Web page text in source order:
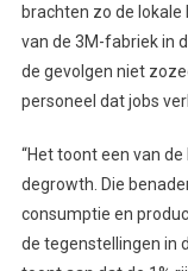
brachten zo de lokale
van de 3M-fabriek in
de gevolgen niet
personeel dat jobs
“Het toont een van
degrowth. Die
consumptie en
de tegenstellingen in